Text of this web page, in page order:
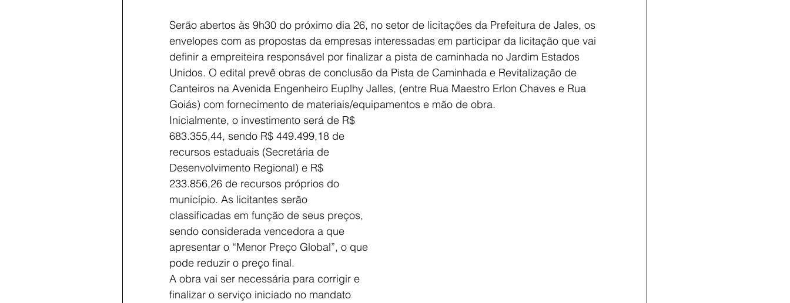
Voltar
Serão abertos às 9h30 do próximo dia 26, no setor de licitações da Prefeitura de Jales, os
envelopes com as propostas da empresas interessadas em participar da licitação que vai
definir a empreiteira responsável por finalizar a pista de caminhada no Jardim Estados
Unidos. O edital prevê obras de conclusão da Pista de Caminhada e Revitalização de
Canteiros na Avenida Engenheiro Euplhy Jalles, (entre Rua Maestro Erlon Chaves e Rua
Goiás) com fornecimento de materiais/equipamentos e mão de obra.
Inicialmente, o investimento será de R$
683.355,44, sendo R$ 449.499,18 de
recursos estaduais (Secretária de
Desenvolvimento Regional) e R$
233.856,26 de recursos próprios do
município. As licitantes serão
classificadas em função de seus preços,
sendo considerada vencedora a que
apresentar o “Menor Preço Global”, o que
pode reduzir o preço final.
A obra vai ser necessária para corrigir e
finalizar o serviço iniciado no mandato